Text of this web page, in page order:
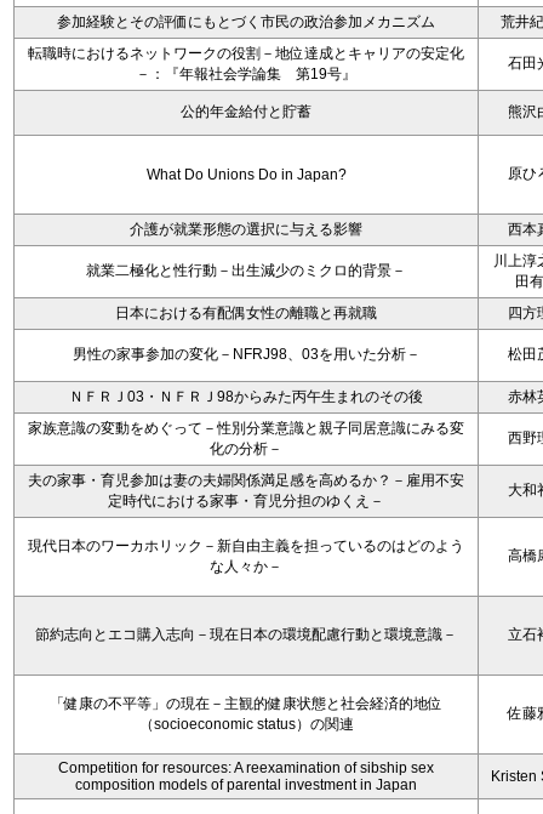
参加経験とその評価にもとづく市民の政治参加メカニズム
荒井
転職時におけるネットワークの役割－地位達成とキャリアの安定化
－：『年報社会学論集 第19号』
石田
公的年金給付と貯蓄 熊沢
What Do Unions Do in Japan? 原ひ
介護が就業形態の選択に与える影響 西本
就業二極化と性行動－出生減少のミクロ的背景－
川上淳
田
日本における有配偶女性の離職と再就職
四方
男性の家事参加の変化－NFRJ98、03を用いた分析－ 松田
ＮＦＲＪ03・ＮＦＲＪ98からみた丙午生まれのその後
赤林
家族意識の変動をめぐって－性別分業意識と親子同居意識にみる変
化の分析－
西野
夫の家事・育児参加は妻の夫婦関係満足感を高めるか？－雇用不安
定時代における家事・育児分担のゆくえ－
大和
現代日本のワーカホリック－新自由主義を担っているのはどのよう
な人々か－
高橋
節約志向とエコ購入志向－現在日本の環境配慮行動と環境意識－ 立石
「健康の不平等」の現在－主観的健康状態と社会経済的地位
（socioeconomic status）の関連
佐藤
Competition for resources: A reexamination of sibship sex
composition models of parental investment in Japan
Kristen